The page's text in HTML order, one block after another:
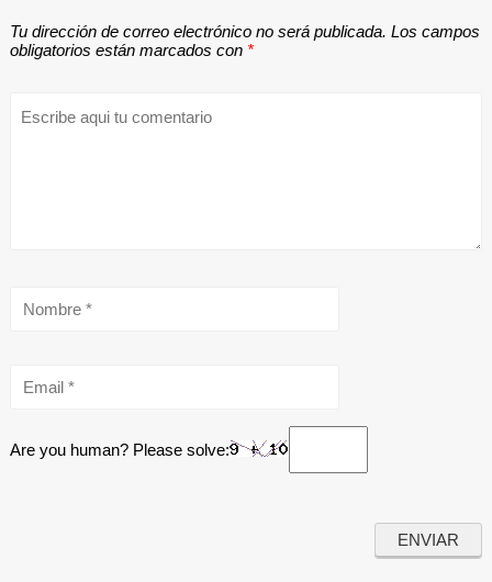
Tu dirección de correo electrónico no será publicada. Los campos
obligatorios están marcados con *
Are you human? Please solve: